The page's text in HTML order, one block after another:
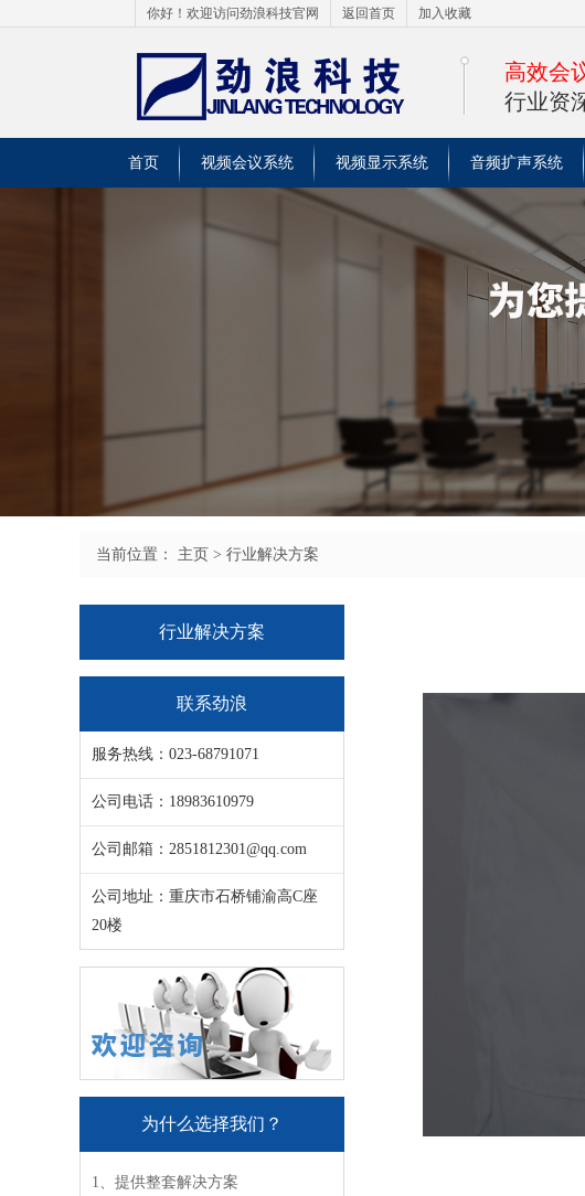
你好！欢迎访问劲浪科技官网 返回首页 加入收藏
高效会
行业资
首页 视频会议系统 视频显示系统 音频扩声系统
当前位置： 主页 > 行业解决方案
行业解决方案
联系劲浪
服务热线：023-68791071
公司电话：18983610979
公司邮箱：2851812301@qq.com
公司地址：重庆市石桥铺渝高C座
20楼
为什么选择我们？
1、提供整套解决方案